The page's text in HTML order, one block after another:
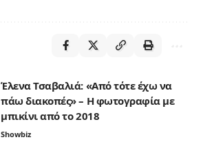
Έλενα Τσαβαλιά: «Από τότε έχω να
πάω διακοπές» – Η φωτογραφία με
μπικίνι από το 2018
Showbiz